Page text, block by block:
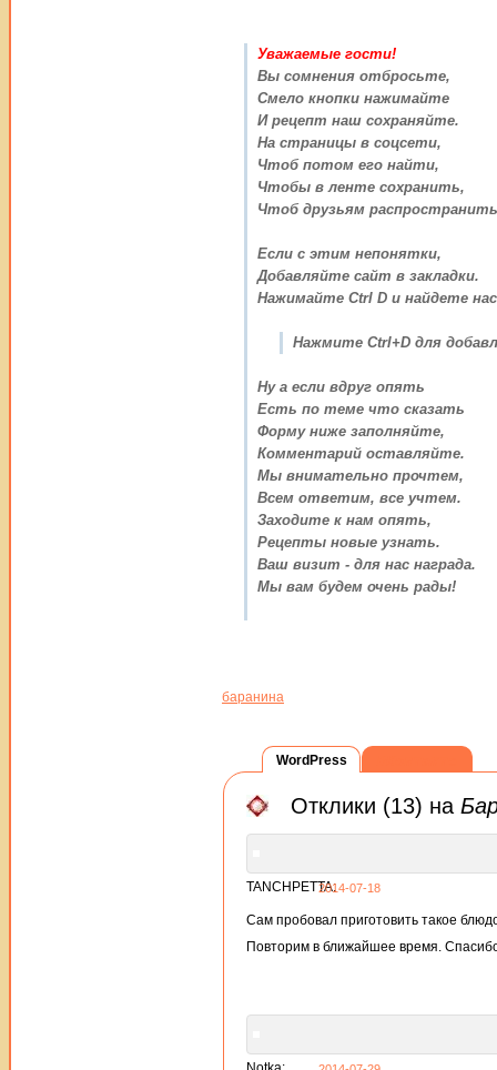
Уважаемые гости!
Вы сомнения отбросьте,
Смело кнопки нажимайте
И рецепт наш сохраняйте.
На страницы в соцсети,
Чтоб потом его найти,
Чтобы в ленте сохранить,
Чтоб друзьям
Если с этим непонятки,
Добавляйте сайт в закладки.
Нажимайте Ctrl D и найдете
Нажмите Ctrl+D для
Ну а если вдруг опять
Есть по теме что сказать
Форму ниже заполняйте,
Комментарий оставляйте.
Мы внимательно прочтем,
Всем ответим, все учтем.
Заходите к нам опять,
Рецепты новые узнать.
Ваш визит - для нас награда.
Мы вам будем очень рады!
баранина
WordPress
Отклики (13) на
TANCHPETTA:2014-07-18
Сам пробовал приготовить такое
Повторим в ближайшее время.